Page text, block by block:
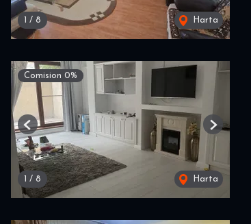
1 / 8 Harta
Comision 0%
1 / 8 Harta
Previous Next